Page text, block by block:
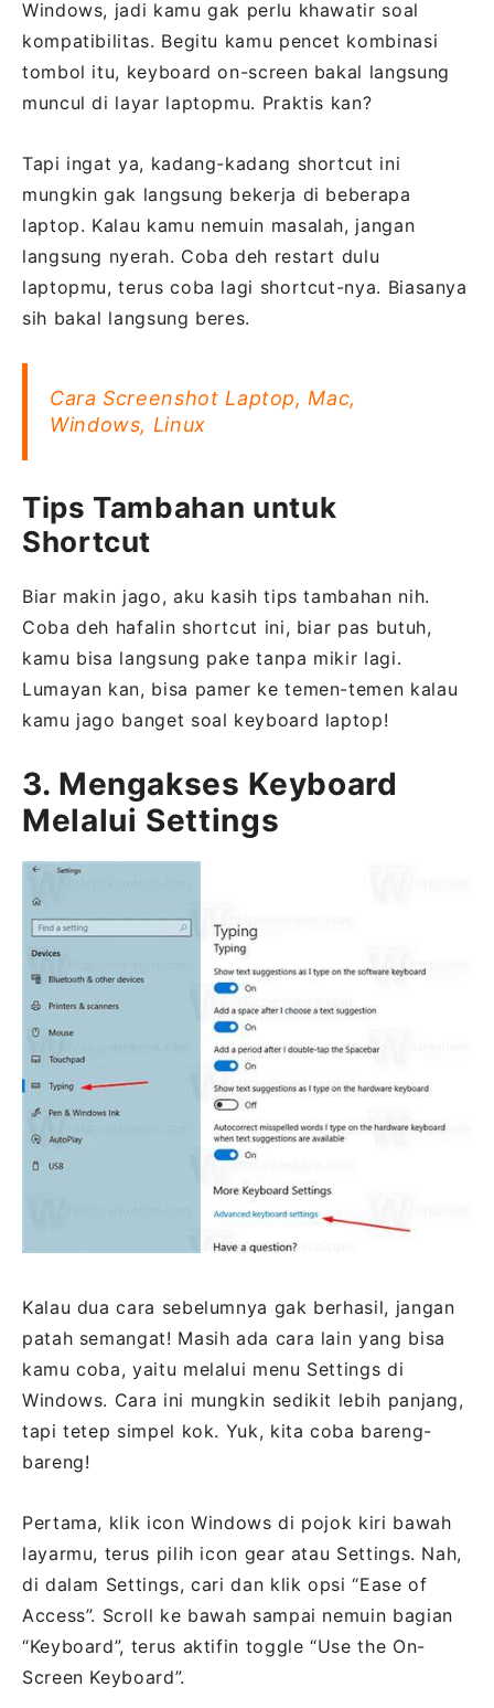
Windows, jadi kamu gak perlu khawatir soal
kompatibilitas. Begitu kamu pencet kombinasi
tombol itu, keyboard on-screen bakal langsung
muncul di layar laptopmu. Praktis kan?
Tapi ingat ya, kadang-kadang shortcut ini
mungkin gak langsung bekerja di beberapa
laptop. Kalau kamu nemuin masalah, jangan
langsung nyerah. Coba deh restart dulu
laptopmu, terus coba lagi shortcut-nya. Biasanya
sih bakal langsung beres.
Cara Screenshot Laptop, Mac,
Windows, Linux
Tips Tambahan untuk
Shortcut
Biar makin jago, aku kasih tips tambahan nih.
Coba deh hafalin shortcut ini, biar pas butuh,
kamu bisa langsung pake tanpa mikir lagi.
Lumayan kan, bisa pamer ke temen-temen kalau
kamu jago banget soal keyboard laptop!
3. Mengakses Keyboard
Melalui Settings
Kalau dua cara sebelumnya gak berhasil, jangan
patah semangat! Masih ada cara lain yang bisa
kamu coba, yaitu melalui menu Settings di
Windows. Cara ini mungkin sedikit lebih panjang,
tapi tetep simpel kok. Yuk, kita coba bareng-
bareng!
Pertama, klik icon Windows di pojok kiri bawah
layarmu, terus pilih icon gear atau Settings. Nah,
di dalam Settings, cari dan klik opsi “Ease of
Access”. Scroll ke bawah sampai nemuin bagian
“Keyboard”, terus aktifin toggle “Use the On-
Screen Keyboard”.